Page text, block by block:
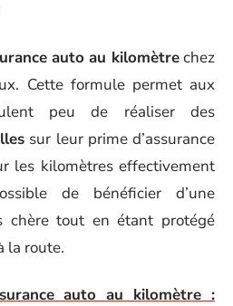
auto au kilomètrechez
Cette formule permet aux
peu de réaliser des
sur leur prime d’assurance
les kilomètres effectivement
de bénéficier d’une
chère tout en étant protégé
la route.
auto au kilomètre :